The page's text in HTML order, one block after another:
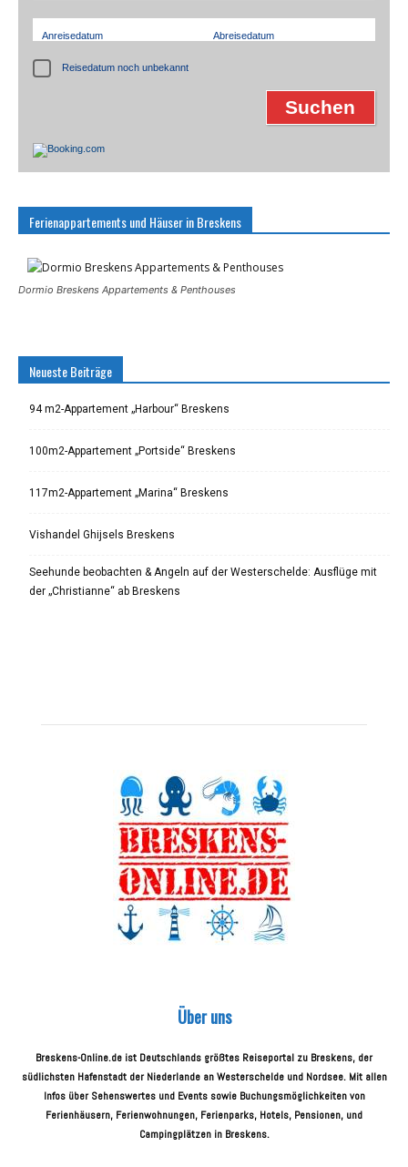
Anreisedatum Abreisedatum
Reisedatum noch unbekannt
Ferienappartements und Häuser in Breskens
Dormio Breskens Appartements & Penthouses
Neueste Beiträge
94 m2-Appartement „Harbour“ Breskens
100m2-Appartement „Portside“ Breskens
117m2-Appartement „Marina“ Breskens
Vishandel Ghijsels Breskens
Seehunde beobachten & Angeln auf der Westerschelde: Ausflüge mit
der „Christianne“ ab Breskens
Über uns
Breskens-Online.de ist Deutschlands größtes Reiseportal zu Breskens, der
südlichsten Hafenstadt der Niederlande an Westerschelde und Nordsee. Mit allen
Infos über Sehenswertes und Events sowie Buchungsmöglichkeiten von
Ferienhäusern, Ferienwohnungen, Ferienparks, Hotels, Pensionen, und
Campingplätzen in Breskens.